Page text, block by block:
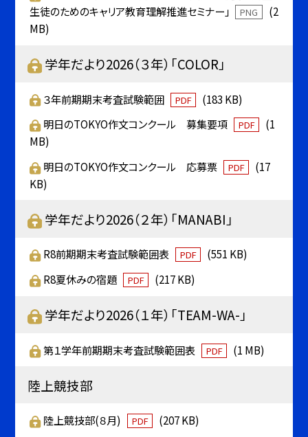
生徒のためのキャリア教育理解推進セミナー」
PNG
(2
MB)
学年だより2026（３年）「COLOR」
３年前期期末考査試験範囲 PDF
(183 KB)
明日のTOKYO作文コンクール 募集要項
PDF
(1
MB)
明日のTOKYO作文コンクール 応募票
PDF
(17
KB)
学年だより2026（２年）「MANABI」
R8前期期末考査試験範囲表 PDF
(551 KB)
R8夏休みの宿題
PDF (217 KB)
学年だより2026（１年）「TEAM-WA-」
第１学年前期期末考査試験範囲表 PDF (1 MB)
陸上競技部
陸上競技部(８月) PDF (207 KB)